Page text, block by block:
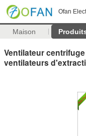
Ofan
Maison
Ventilateur
ventilateurs